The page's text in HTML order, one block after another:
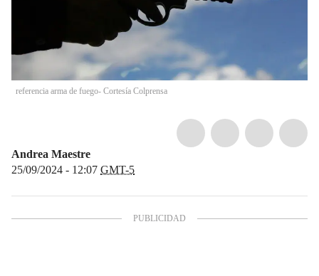
referencia arma de fuego- Cortesía Colprensa
Andrea Maestre
25/09/2024 - 12:07 GMT-5